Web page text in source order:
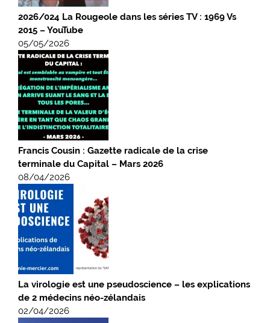
2026/024 La Rougeole dans les séries TV : 1969 Vs
2015 – YouTube
05/05/2026
Francis Cousin : Gazette radicale de la crise
terminale du Capital – Mars 2026
08/04/2026
La virologie est une pseudoscience – les explications
de 2 médecins néo-zélandais
02/04/2026